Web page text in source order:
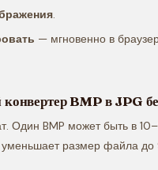
.
— мгновенно в
BMP в JPG
Один BMP может быть в
уменьшает размер файла до